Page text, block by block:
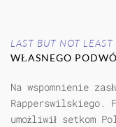
LAST BUT NOT LEAST
WŁASNEGO
Na wspomnienie
Rapperswilskiego.
umożliwił setkom